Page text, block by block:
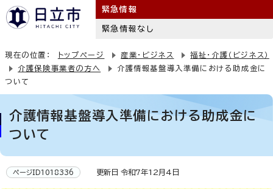
緊急情報
緊急情報なし
現在の位置： トップページ 産業・ビジネス
福祉・介護（ビジネス）
介護保険事業者の方へ
介護情報基盤導入準備における助成金に
ついて
介護情報基盤導入準備における助成金に
ついて
ページID1018336 更新日 令和7年12月4日